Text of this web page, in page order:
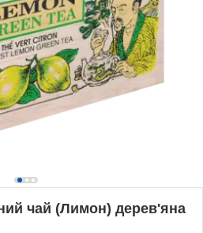
чай (Лимон) дерев'яна